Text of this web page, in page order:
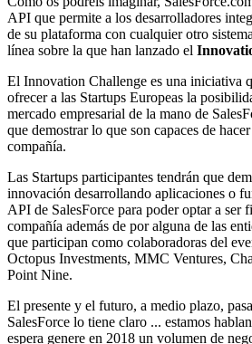
API que permite a los desarrolladores
de su plataforma con cualquier otro
línea sobre la que han lanzado el
El Innovation Challenge es una iniciativa
ofrecer a las Startups Europeas la
mercado empresarial de la mano de
que demostrar lo que son capaces de
compañía.
Las Startups participantes tendrán que
innovación desarrollando aplicaciones o
API de SalesForce para poder optar a ser
compañía además de por alguna de las
que participan como colaboradoras del
Octopus Investments, MMC Ventures,
Point Nine.
El presente y el futuro, a medio plazo,
SalesForce lo tiene claro ... estamos
espera genere en 2018 un volumen de